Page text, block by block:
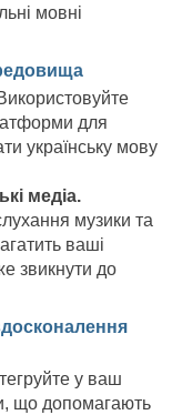
мовні
для
українську мову
медіа.
музики та
ваші
звикнути до
у ваш
що допомагають